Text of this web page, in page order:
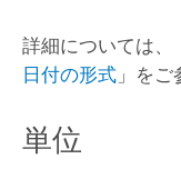
詳細については、
日付の形式」をご
単位